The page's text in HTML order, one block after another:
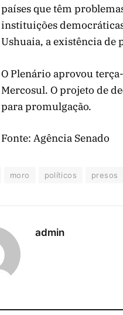
países que têm
instituições
Ushuaia, a existência
O Plenário aprovou
Mercosul. O projeto de
para promulgação.
Fonte: Agência Senado
moro políticos presos
admin